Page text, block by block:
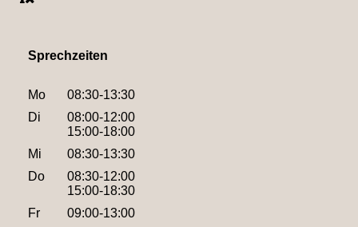
Sprechzeiten
Mo
08:30-13:30
Di
08:00-12:00
15:00-18:00
Mi
08:30-13:30
Do
08:30-12:00
15:00-18:30
Fr
09:00-13:00